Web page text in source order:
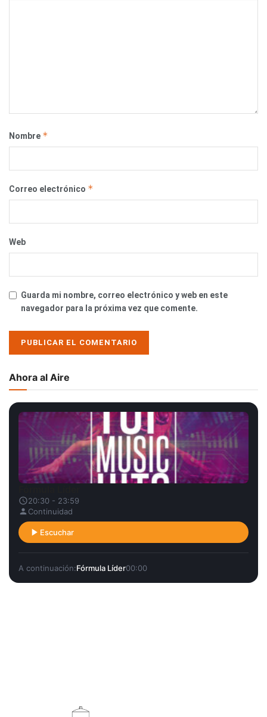
Nombre *
Correo electrónico *
Web
Guarda mi nombre, correo electrónico y web en este
navegador para la próxima vez que comente.
Ahora al Aire
20:30 - 23:59
Continuidad
Escuchar
A continuación:Fórmula Líder00:00